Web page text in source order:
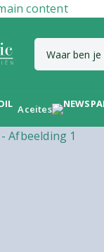
content
Aceites